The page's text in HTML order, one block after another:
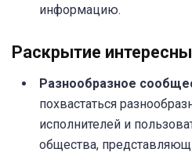
информацию.
Раскрытие
Разнообразное
похвастаться
исполнителей и
общества,